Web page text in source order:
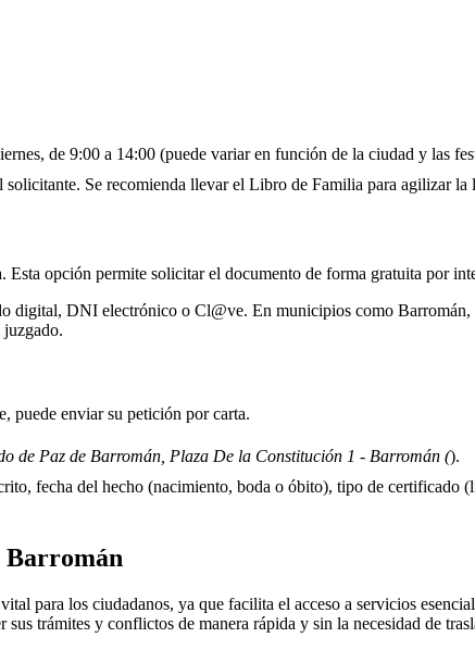
de 9:00 a 14:00 (puede variar en función de la ciudad y las
Se recomienda llevar el Libro de Familia para agilizar la
opción permite solicitar el documento de forma gratuita por
digital, DNI electrónico o Cl@ve. En municipios como Barromán,
juzgado.
puede enviar su petición por carta.
de Paz de Barromán, Plaza De la Constitución 1 - Barromán ().
fecha del hecho (nacimiento, boda o óbito), tipo de certificado
Barromán
para los ciudadanos, ya que facilita el acceso a servicios
sus trámites y conflictos de manera rápida y sin la necesidad de